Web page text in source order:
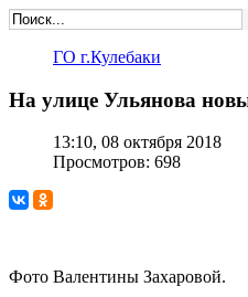
ГО г.Кулебаки
На улице Ульянова
13:10, 08 октября 2018
Просмотров: 698
Фото Валентины Захаровой.